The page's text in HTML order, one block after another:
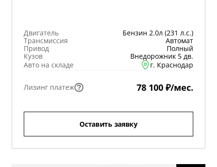
Двигатель
Бензин 2.0л (231 л.с.)
Трансмиссия
Автомат
Привод
Полный
Кузов
Внедорожник 5 дв.
Авто на складе
г. Краснодар
Лизинг платеж 78 100 ₽/мес.
Оставить заявку